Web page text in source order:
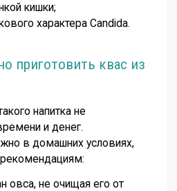
кишки;
характера Candida.
приготовить квас из
напитка не
и денег.
в домашних условиях,
овса, не очищая его от